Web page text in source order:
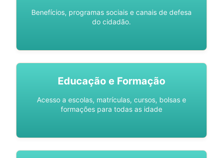
Benefícios, programas sociais e canais de defesa
do cidadão.
Educação e Formação
Acesso a escolas, matrículas, cursos, bolsas e
formações para todas as idade